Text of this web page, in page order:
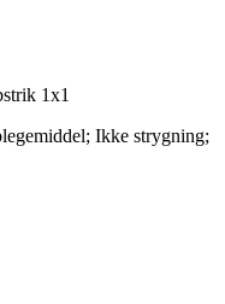
1x1
Ikke strygning;